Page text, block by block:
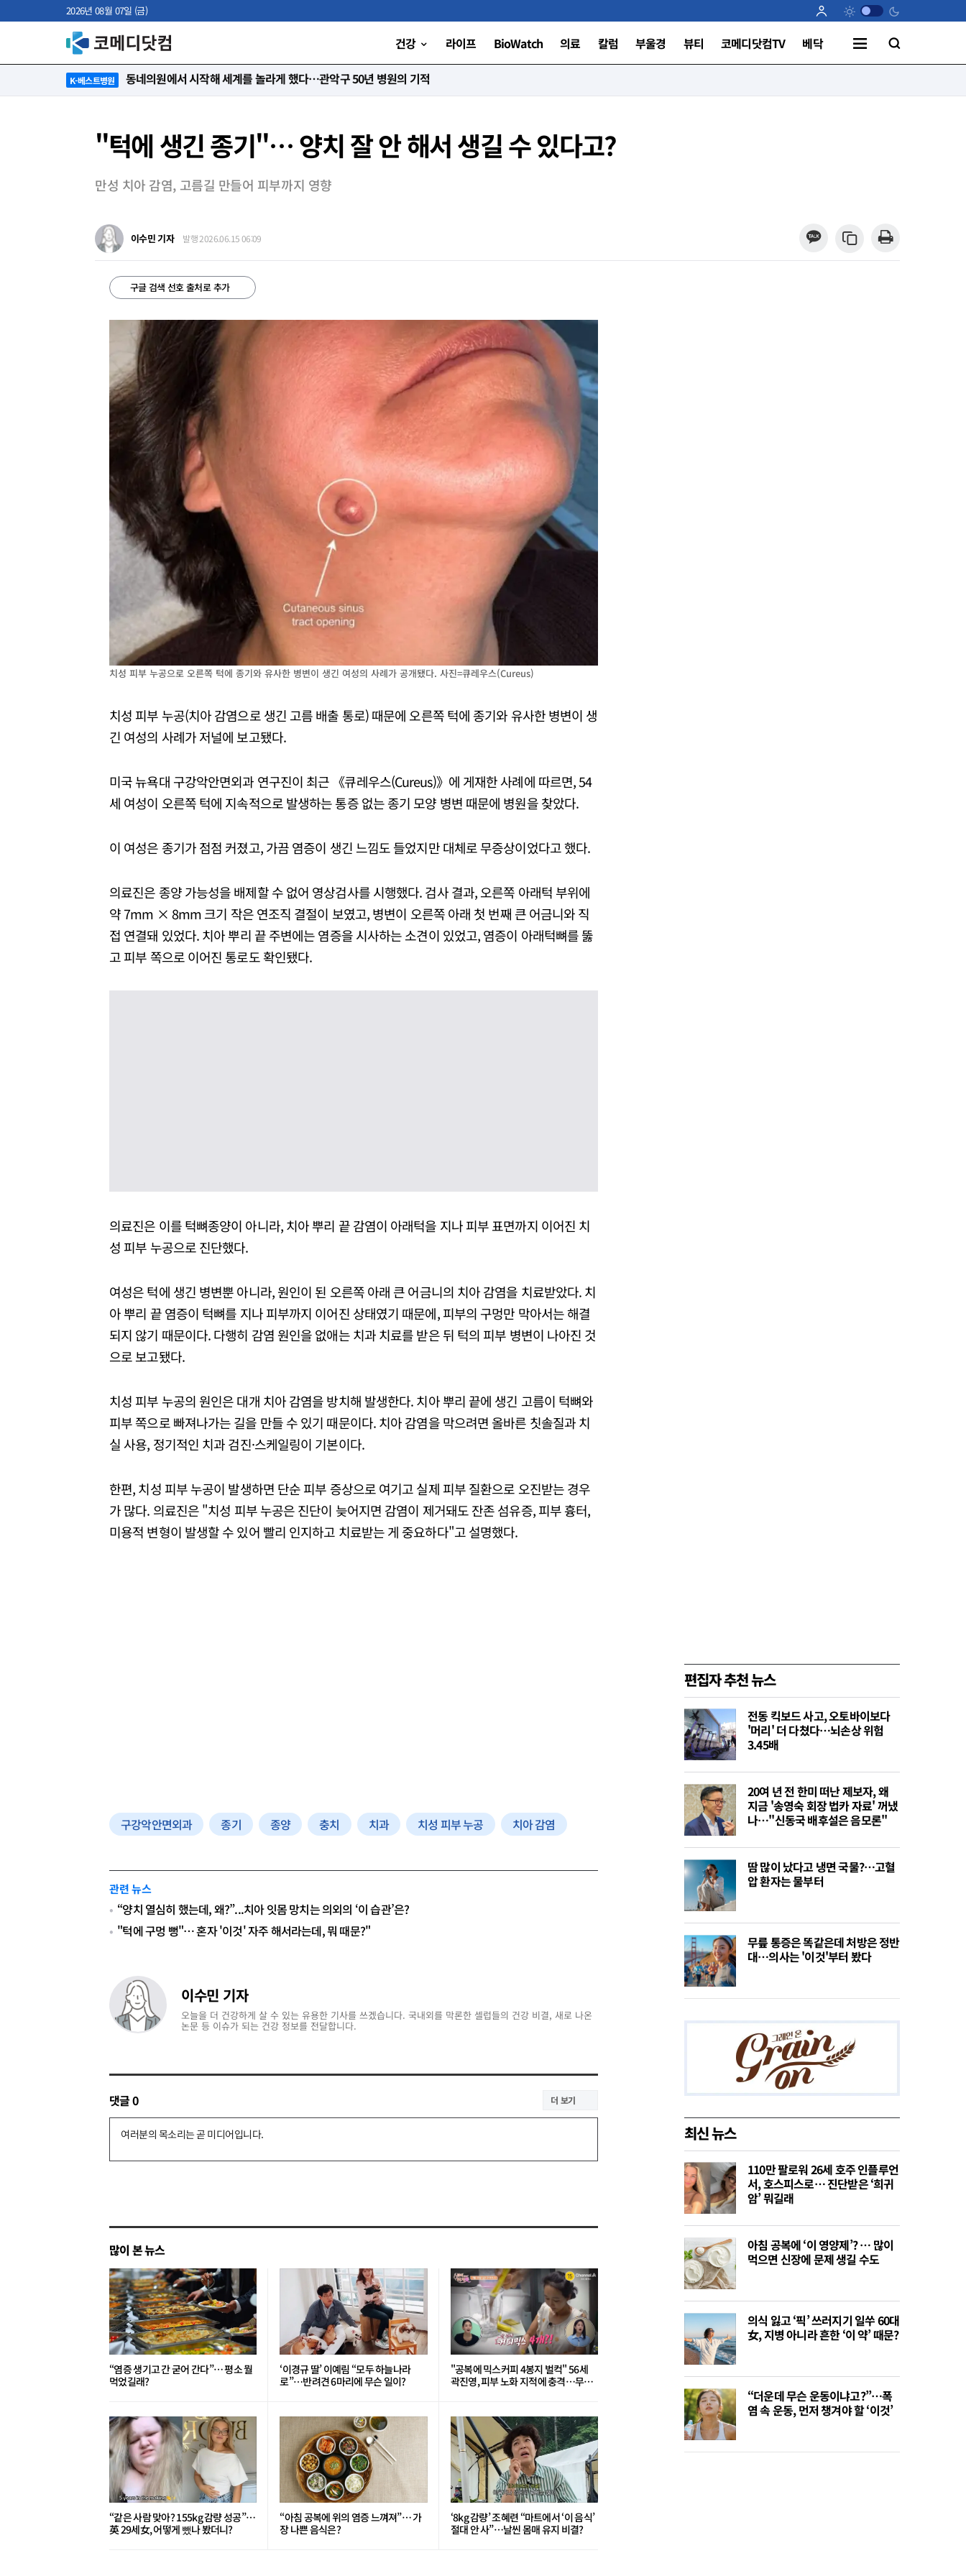
2026년 08월 07일 (금)
건강 라이프 BioWatch 의료 칼럼 부울경 뷰티 코메디닷컴TV 베닥
K-베스트병원 “절대 먼저 말하지 않아요. 대신 먼저 듣습니다”
"턱에 생긴 종기"… 양치 잘 안 해서 생길 수 있다고?
만성 치아 감염, 고름길 만들어 피부까지 영향
이수민 기자 발행 2026.06.15 06:09
구글 검색 선호 출처로 추가
치성 피부 누공으로 오른쪽 턱에 종기와 유사한 병변이 생긴 여성의 사례가 공개됐다. 사진=큐레우스(Cureus)
치성 피부 누공(치아 감염으로 생긴 고름 배출 통로) 때문에 오른쪽 턱에 종기와 유사한 병변이 생
긴 여성의 사례가 저널에 보고됐다.
미국 뉴욕대 구강악안면외과 연구진이 최근 《큐레우스(Cureus)》에 게재한 사례에 따르면, 54
세 여성이 오른쪽 턱에 지속적으로 발생하는 통증 없는 종기 모양 병변 때문에 병원을 찾았다.
이 여성은 종기가 점점 커졌고, 가끔 염증이 생긴 느낌도 들었지만 대체로 무증상이었다고 했다.
의료진은 종양 가능성을 배제할 수 없어 영상검사를 시행했다. 검사 결과, 오른쪽 아래턱 부위에
약 7mm × 8mm 크기 작은 연조직 결절이 보였고, 병변이 오른쪽 아래 첫 번째 큰 어금니와 직
접 연결돼 있었다. 치아 뿌리 끝 주변에는 염증을 시사하는 소견이 있었고, 염증이 아래턱뼈를 뚫
고 피부 쪽으로 이어진 통로도 확인됐다.
의료진은 이를 턱뼈종양이 아니라, 치아 뿌리 끝 감염이 아래턱을 지나 피부 표면까지 이어진 치
성 피부 누공으로 진단했다.
여성은 턱에 생긴 병변뿐 아니라, 원인이 된 오른쪽 아래 큰 어금니의 치아 감염을 치료받았다. 치
아 뿌리 끝 염증이 턱뼈를 지나 피부까지 이어진 상태였기 때문에, 피부의 구멍만 막아서는 해결
되지 않기 때문이다. 다행히 감염 원인을 없애는 치과 치료를 받은 뒤 턱의 피부 병변이 나아진 것
으로 보고됐다.
치성 피부 누공의 원인은 대개 치아 감염을 방치해 발생한다. 치아 뿌리 끝에 생긴 고름이 턱뼈와
피부 쪽으로 빠져나가는 길을 만들 수 있기 때문이다. 치아 감염을 막으려면 올바른 칫솔질과 치
실 사용, 정기적인 치과 검진·스케일링이 기본이다.
한편, 치성 피부 누공이 발생하면 단순 피부 증상으로 여기고 실제 피부 질환으로 오진받는 경우
가 많다. 의료진은 "치성 피부 누공은 진단이 늦어지면 감염이 제거돼도 잔존 섬유증, 피부 흉터,
미용적 변형이 발생할 수 있어 빨리 인지하고 치료받는 게 중요하다"고 설명했다.
구강악안면외과 종기 종양 충치 치과 치성 피부 누공 치아 감염
관련 뉴스
“양치 열심히 했는데, 왜?”...치아 잇몸 망치는 의외의 ‘이 습관’은?
"턱에 구멍 뻥"… 혼자 '이것' 자주 해서라는데, 뭐 때문?"
이수민 기자
오늘을 더 건강하게 살 수 있는 유용한 기사를 쓰겠습니다. 국내외를 막론한 셀럽들의 건강 비결, 새로 나온
논문 등 이슈가 되는 건강 정보를 전달합니다.
댓글0 더 보기
댓
많이 본 뉴스
“염증 생기고 간 굳어 간다”… 평소 뭘
먹었길래?
‘이경규 딸’ 이예림 “모두 하늘나라
로”⋯반려견 6마리에 무슨 일이?
"공복에 믹스커피 4봉지 벌컥" 56세
곽진영, 피부 노화 지적에 충격…무슨
“같은 사람 맞아? 155kg 감량 성공”…
英 29세女, 어떻게 뺐나 봤더니?
“아침 공복에 위의 염증 느껴져”… 가
장 나쁜 음식은?
‘8kg 감량’ 조혜련 “마트에서 ‘이 음식’
절대 안 사”…날씬 몸매 유지 비결?
편집자 추천 뉴스
전동 킥보드 사고, 오토바이보다
'머리' 더 다쳤다…뇌손상 위험
3.45배
20여 년 전 한미 떠난 제보자, 왜
지금 '송영숙 회장 법카 자료' 꺼냈
나…"신동국 배후설은 음모론"
땀 많이 났다고 냉면 국물?…고혈
압 환자는 물부터
무릎 통증은 똑같은데 처방은 정반
대…의사는 '이것'부터 봤다
최신 뉴스
110만 팔로워 26세 호주 인플루언
서, 호스피스로… 진단받은 ‘희귀
암’ 뭐길래
아침 공복에 ‘이 영양제’? … 많이
먹으면 신장에 문제 생길 수도
의식 잃고 ‘픽’ 쓰러지기 일쑤 60대
女, 지병 아니라 흔한 ‘이 약’ 때문?
“더운데 무슨 운동이냐고?”…폭
염 속 운동, 먼저 챙겨야 할 ‘이것’